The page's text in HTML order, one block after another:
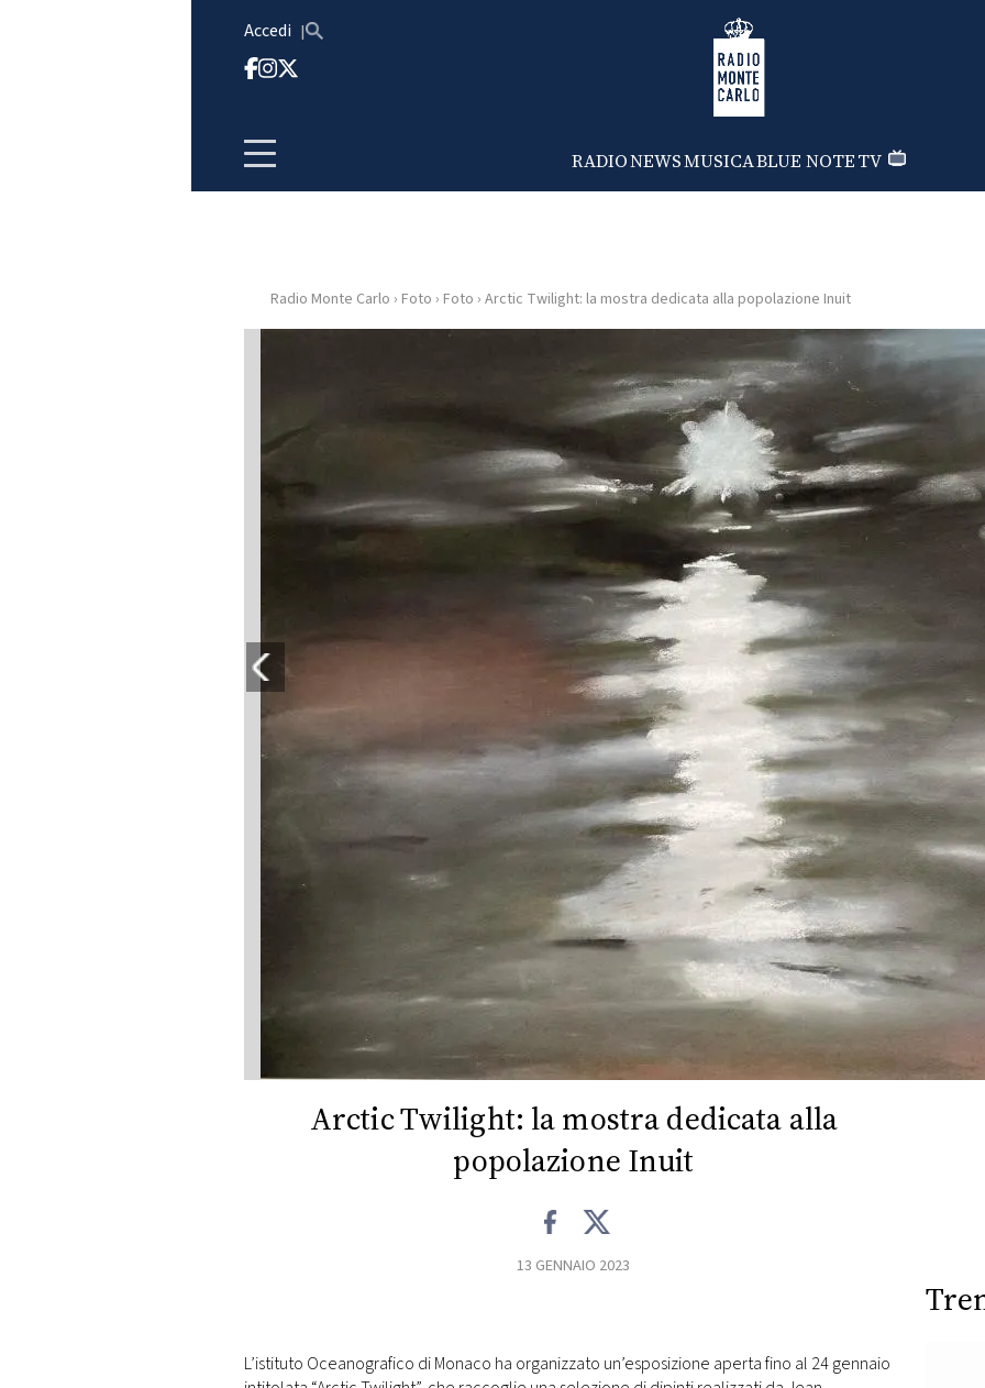
Accedi Radio Monte Carlo
RADIONEWSMUSICABLUE NOTETV
HOME
RADIO
PLAYLIST
FOTO
CONCORSI
MONACO
RMC
CONSIGLIA
Radio Monte Carlo › Foto › Foto › Arctic Twilight: la mostra dedicata alla popolazione Inuit
Arctic Twilight: la mostra dedicata alla
popolazione Inuit
13 GENNAIO 2023
L’istituto Oceanografico di Monaco ha organizzato un’esposizione aperta fino al 24 gennaio